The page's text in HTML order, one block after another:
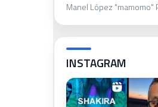
Manel López "mamomo"
INSTAGRAM